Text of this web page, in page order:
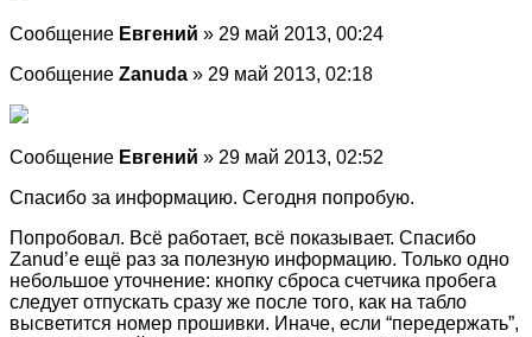
Сообщение Евгений » 29 май 2013, 00:24
Сообщение Zanuda » 29 май 2013, 02:18
Сообщение Евгений » 29 май 2013, 02:52
Спасибо за информацию. Сегодня попробую.
Попробовал. Всё работает, всё показывает. Спасибо
Zanud’e ещё раз за полезную информацию. Только одно
небольшое уточнение: кнопку сброса счетчика пробега
следует отпускать сразу же после того, как на табло
высветится номер прошивки. Иначе, если “передержать”,